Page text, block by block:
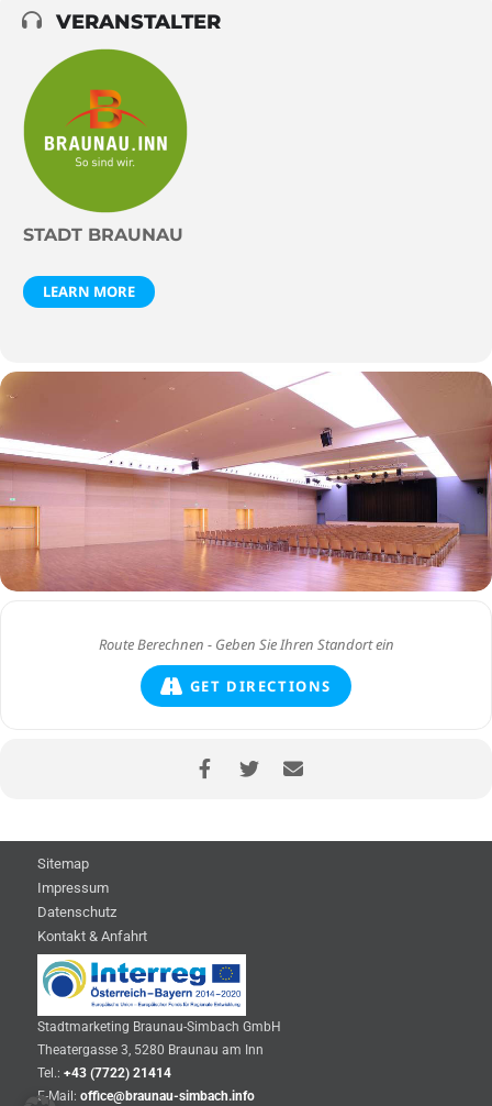
VERANSTALTER
STADT BRAUNAU
LEARN MORE
GET DIRECTIONS
Sitemap
Impressum
Datenschutz
Kontakt & Anfahrt
Stadtmarketing Braunau-Simbach GmbH
Theatergasse 3, 5280 Braunau am Inn
Tel.: +43 (7722) 21414
E-Mail: office@braunau-simbach.info